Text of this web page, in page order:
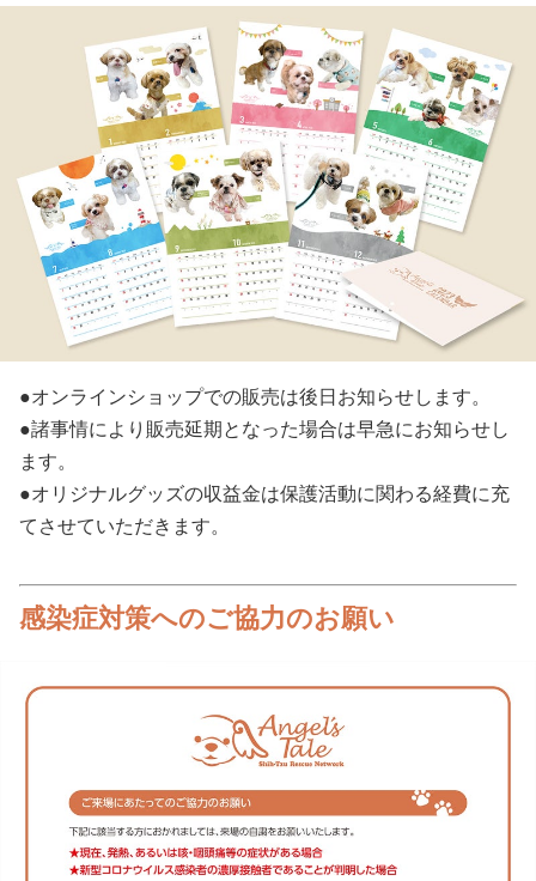
●オンラインショップでの販売は後日お知らせします。
●諸事情により販売延期となった場合は早急にお知らせし
ます。
●オリジナルグッズの収益金は保護活動に関わる経費に充
てさせていただきます。
感染症対策へのご協力のお願い